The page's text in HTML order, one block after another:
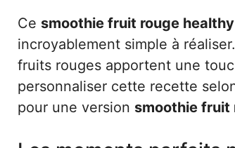
Ce smoothie fruit rouge healthy
incroyablement simple à
fruits rouges apportent une
personnaliser cette recette
pour une version smoothie fruit